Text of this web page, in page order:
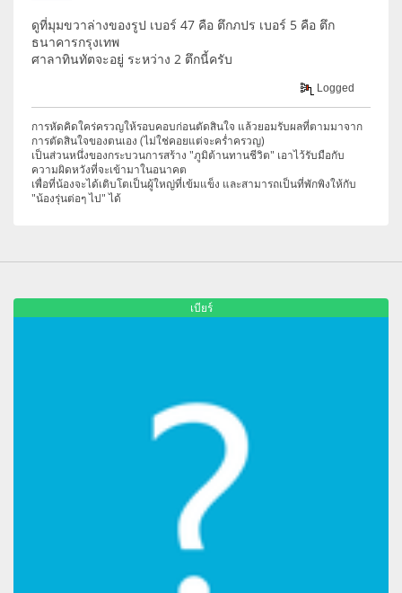
ดูที่มุมขวาล่างของรูป เบอร์ 47 คือ ตึกภปร เบอร์ 5 คือ ตึก
ธนาคารกรุงเทพ
ศาลาทินทัตจะอยู่ ระหว่าง 2 ตึกนี้ครับ
Logged
การหัดคิดใคร่ครวญให้รอบคอบก่อนตัดสินใจ แล้วยอมรับผลที่ตามมาจาก
การตัดสินใจของตนเอง (ไม่ใช่คอยแต่จะคร่ำครวญ)
เป็นส่วนหนึ่งของกระบวนการสร้าง "ภูมิต้านทานชีวิต" เอาไว้รับมือกับ
ความผิดหวังที่จะเข้ามาในอนาคต
เพื่อที่น้องจะได้เติบโตเป็นผู้ใหญ่ที่เข้มแข็ง และสามารถเป็นที่พักพิงให้กับ
"น้องรุ่นต่อๆ ไป" ได้
เบียร์